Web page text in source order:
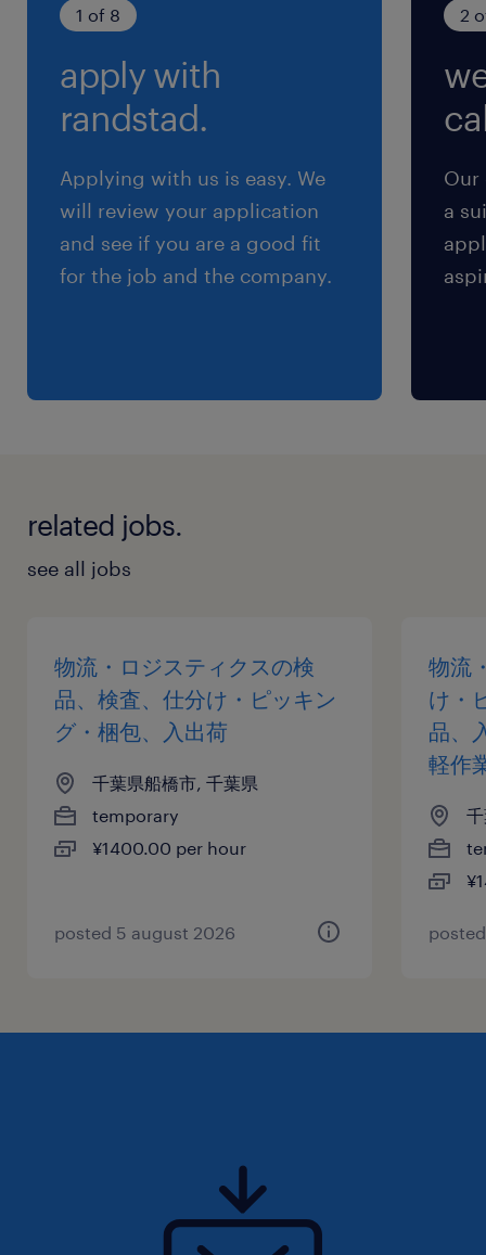
分）
（4）12:00-21:00（実働8時間00分・休憩60
分）
※上記から、希望の時間をお選びください◎
1 of 8
apply with
randstad.
Applying with us is easy. We
will review your application
and see if you are a good fit
for the job and the company.
2
Our
a
related jobs.
see all jobs
物流・ロジスティクスの検
品、検査、仕分け・ピッキン
グ・梱包、入出荷
千葉県船橋市, 千葉県
temporary
¥1400.00 per hour
posted 5 august 2026
物流
け・
品、
軽作